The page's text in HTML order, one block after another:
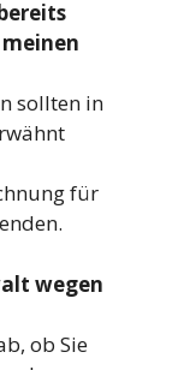
sollten in
für
wegen
ob Sie